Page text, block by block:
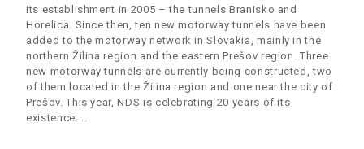
its establishment in 2005 – the tunnels Branisko and
Horelica. Since then, ten new motorway tunnels have been
added to the motorway network in Slovakia, mainly in the
northern Žilina region and the eastern Prešov region. Three
new motorway tunnels are currently being constructed, two
of them located in the Žilina region and one near the city of
Prešov. This year, NDS is celebrating 20 years of its
existence.